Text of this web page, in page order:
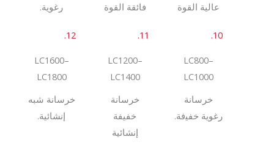
ﻋﺎﻟﻴﺔ اﻟﻘﻮة
ﻓﺎﺋﻘﺔ اﻟﻘﻮة
رﻏﻮية.
10.
LC800–
LC1000
ﺧﺮﺳﺎﻧﺔ
رﻏﻮﻳﺔ ﺧﻔﻴفة.
11.
LC1200–
LC1400
ﺧﺮﺳﺎﻧﺔ
ﺧﻔﻴﻔﺔ
إﻧﺸﺎﺋﻴﺔ
12.
LC1600–
LC1800
ﺧﺮﺳﺎﻧﺔ ﺷﺒﻪ
إﻧﺸﺎﺋﻴﺔ.